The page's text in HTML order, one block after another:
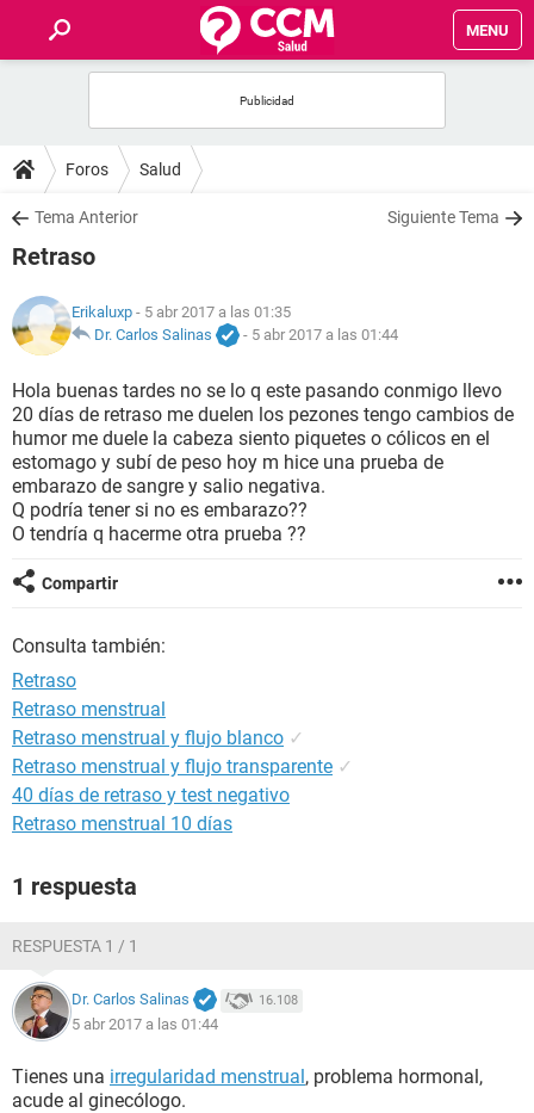
MENU
FOROS
SALUD
NUTRICIÓN
BIENESTAR
SEXUALIDAD
GLOSARIO
Foros Salud
Tema Anterior Siguiente Tema
Retraso
Erikaluxp - 5 abr 2017 a las 01:35
Dr. Carlos Salinas
- 5 abr 2017 a las 01:44
Hola buenas tardes no se lo q este pasando conmigo llevo
20 días de retraso me duelen los pezones tengo cambios de
humor me duele la cabeza siento piquetes o cólicos en el
estomago y subí de peso hoy m hice una prueba de
embarazo de sangre y salio negativa.
Q podría tener si no es embarazo??
O tendría q hacerme otra prueba ??
Compartir
Consulta también:
Retraso
Retraso menstrual
Retraso menstrual y flujo blanco ✓
Retraso menstrual y flujo transparente ✓
40 días de retraso y test negativo
Retraso menstrual 10 días
1 respuesta
RESPUESTA 1 / 1
Dr. Carlos Salinas 16.108
5 abr 2017 a las 01:44
Tienes una irregularidad menstrual, problema hormonal,
acude al ginecólogo.